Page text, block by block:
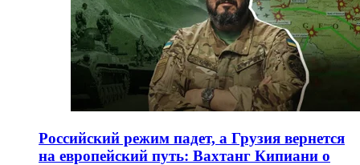
Российский режим падет, а Грузия вернется
на европейский путь: Вахтанг Кипиани о